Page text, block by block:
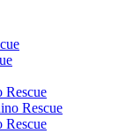
Rescue
Rescue